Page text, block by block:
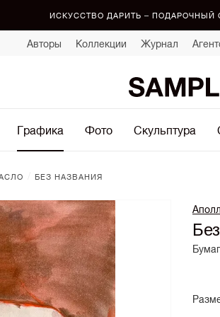
ИСКУССТВО ДАРИТЬ – ПОДАРОЧНЫЙ
Авторы Коллекции Журнал
Графика Фото Скульптура
БЕЗ НАЗВАНИЯ